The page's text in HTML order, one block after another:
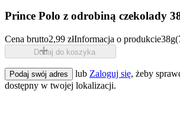
Prince Polo z odrobiną czekolady
Cena brutto2,99 złInformacja o produkcie38g
Dodaj do koszyka
Podaj swój adres lub Zaloguj się, żeby
dostępny w twojej lokalizacji.